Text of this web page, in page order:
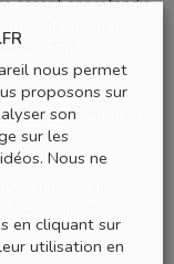
l’Église.
le ministère
deux formations
diacre, ou un
nous permet
proposons sur
son
sur les
Nous ne
en cliquant sur
utilisation en